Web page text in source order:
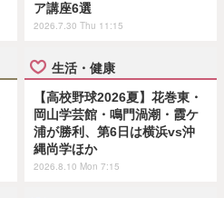
ア講座6選
2026.7.30 Thu 11:15
生活・健康
【高校野球2026夏】花巻東・
岡山学芸館・鳴門渦潮・霞ケ
浦が勝利、第6日は横浜vs沖
縄尚学ほか
2026.8.10 Mon 7:15